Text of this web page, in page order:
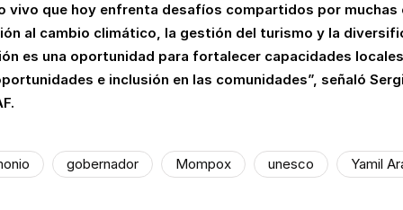
vivo que hoy enfrenta desafíos compartidos por
al cambio climático, la gestión del turismo y la
es una oportunidad para fortalecer capacidades
e inclusión en las comunidades”, señaló
gobernador Mompox unesco Yamil